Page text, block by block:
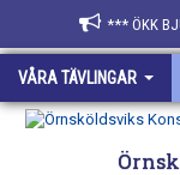
*** ÖKK
VÅRA TÄVLINGAR